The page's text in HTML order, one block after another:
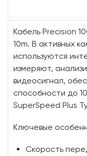
Кабель Precision
10m. В активных
используются
измеряют,
видеосигнал,
способности до
SuperSpeed Plus
Ключевые
Скорость